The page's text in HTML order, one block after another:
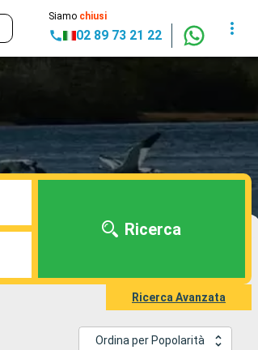
Siamo chiusi
02 89 73 21 22
Ricerca
Ricerca Avanzata
Ordina per Popolarità